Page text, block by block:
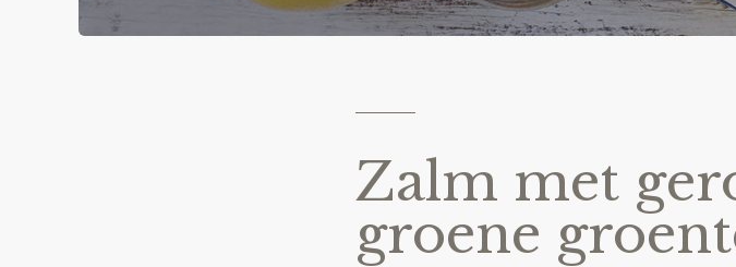
Zalm met
groene